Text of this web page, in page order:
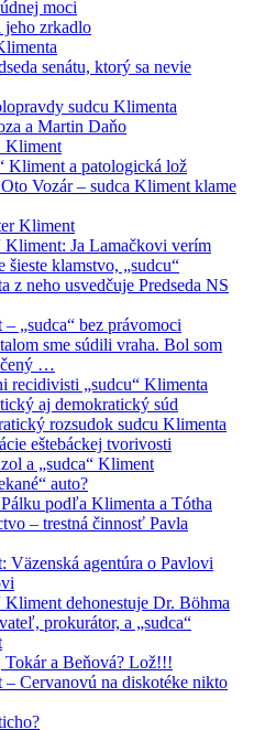
moci
jeho zrkadlo
senátu, ktorý sa nevie
sudcu Klimenta
a Martin Daňo
Kliment
Kliment a patologická lož
Vozár – sudca Kliment klame
Kliment
Kliment: Ja Lamačkovi verím
šieste klamstvo, „sudcu“
z neho usvedčuje Predseda NS
„sudca“ bez právomoci
sme súdili vraha. Bol som
…
recidivisti „sudcu“ Klimenta
aj demokratický súd
rozsudok sudcu Klimenta
eštebáckej tvorivosti
a „sudca“ Kliment
auto?
podľa Klimenta a Tótha
– trestná činnosť Pavla
Väzenská agentúra o Pavlovi
Kliment dehonestuje Dr. Böhma
prokurátor, a „sudca“
Tokár a Beňová? Lož!!!
Cervanovú na diskotéke nikto